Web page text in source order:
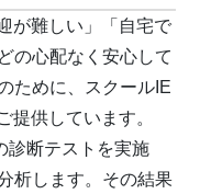
が難しい」「自宅で
の心配なく安心して
ために、スクールIE
提供しています。
診断テストを実施
析します。その結果